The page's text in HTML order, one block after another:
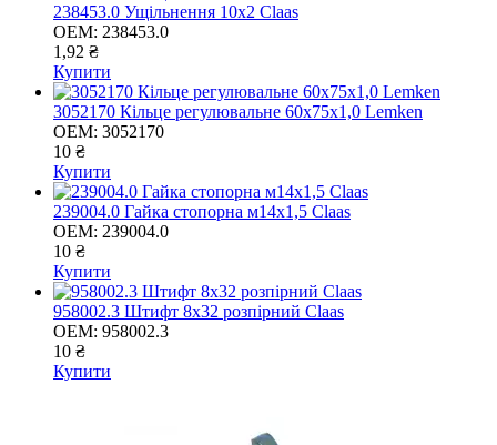
238453.0 Ущільнення 10х2 Claas
OEM: 238453.0
1,92 ₴
Купити
3052170 Кільце регулювальне 60x75x1,0 Lemken
OEM: 3052170
10 ₴
Купити
239004.0 Гайка стопорна м14х1,5 Claas
OEM: 239004.0
10 ₴
Купити
958002.3 Штифт 8х32 розпірний Claas
OEM: 958002.3
10 ₴
Купити